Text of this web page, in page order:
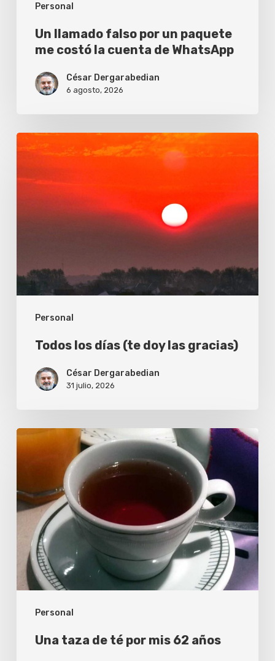
Personal
cuenta
WhatsApp
Un llamado falso por un paquete
me costó la cuenta de WhatsApp
César Dergarabedian
6 agosto, 2026
Personal
Todos
días
(te
doy
Todos los días (te doy las gracias)
César Dergarabedian
31 julio, 2026
Personal
taza
té
por
62
años
Una taza de té por mis 62 años